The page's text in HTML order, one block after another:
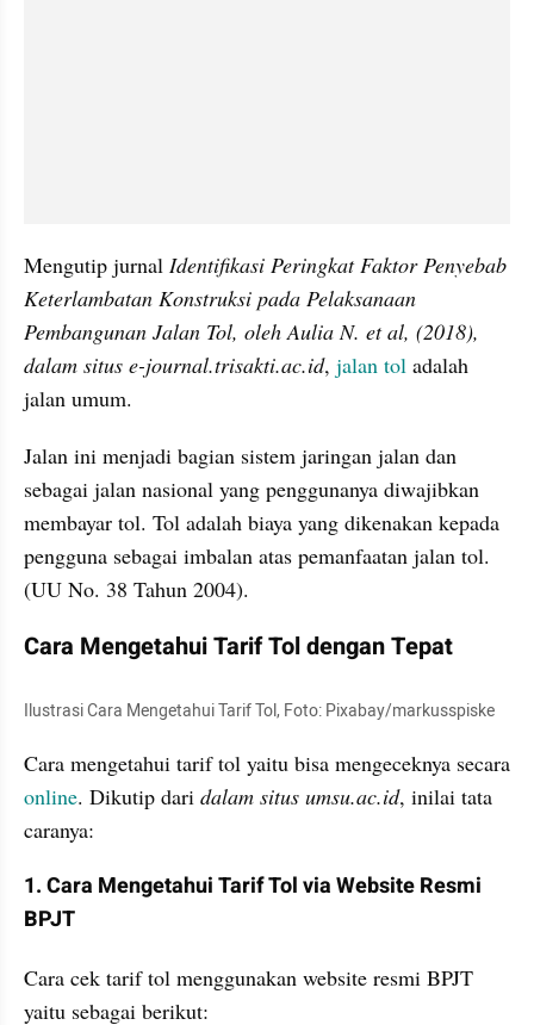
Mengutip jurnal Identifikasi Peringkat Faktor Penyebab
Keterlambatan Konstruksi pada Pelaksanaan
Pembangunan Jalan Tol, oleh Aulia N. et al, (2018),
dalam situs e-journal.trisakti.ac.id, jalan tol adalah
jalan umum.
Jalan ini menjadi bagian sistem jaringan jalan dan
sebagai jalan nasional yang penggunanya diwajibkan
membayar tol. Tol adalah biaya yang dikenakan kepada
pengguna sebagai imbalan atas pemanfaatan jalan tol.
(UU No. 38 Tahun 2004).
Cara Mengetahui Tarif Tol dengan Tepat
Ilustrasi Cara Mengetahui Tarif Tol, Foto: Pixabay/markusspiske
online. Dikutip dari dalam situs umsu.ac.id, inilai tata
caranya:
1. Cara Mengetahui Tarif Tol via Website Resmi
BPJT
Cara cek tarif tol menggunakan website resmi BPJT
yaitu sebagai berikut: